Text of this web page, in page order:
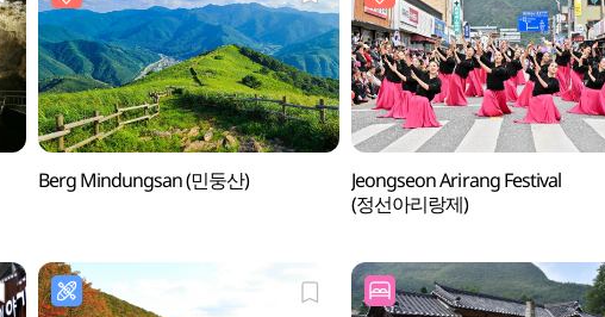
Berg Mindungsan (민둥산)
Jeongseon Arirang Festival
(정선아리랑제)